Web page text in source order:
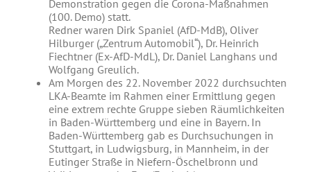
Demonstration gegen die Corona-Maßnahmen
(100. Demo) statt.
Redner waren Dirk Spaniel (AfD-MdB), Oliver
Hilburger („Zentrum Automobil“), Dr. Heinrich
Fiechtner (Ex-AfD-MdL), Dr. Daniel Langhans und
Wolfgang Greulich.
Am Morgen des 22. November 2022 durchsuchten
LKA-Beamte im Rahmen einer Ermittlung gegen
eine extrem rechte Gruppe sieben Räumlichkeiten
in Baden-Württemberg und eine in Bayern. In
Baden-Württemberg gab es Durchsuchungen in
Stuttgart, in Ludwigsburg, in Mannheim, in der
Eutinger Straße in Niefern-Öschelbronn und